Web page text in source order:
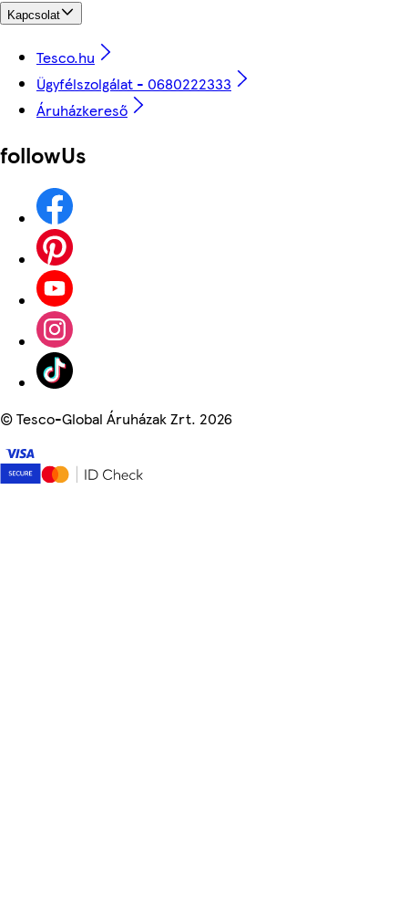
Kapcsolat
Tesco.hu
Ügyfélszolgálat - 0680222333
Áruházkereső
followUs
©Tesco-Global Áruházak Zrt. 2026